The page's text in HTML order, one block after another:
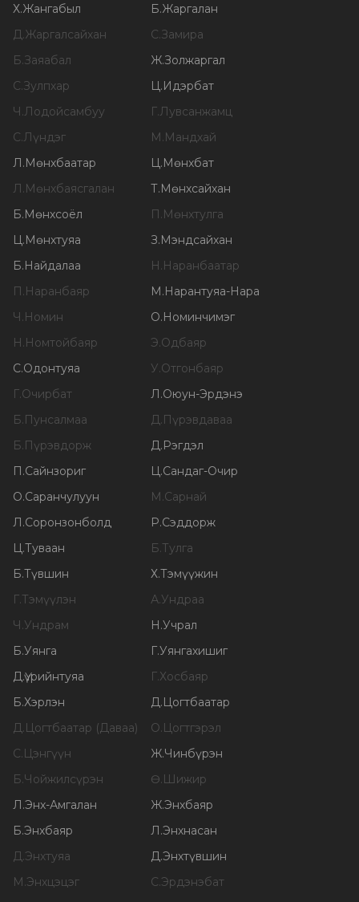
Х.Жангабыл Б.Жаргалан
Д.Жаргалсайхан С.Замира
Б.Заяабал Ж.Золжаргал
С.Зулпхар Ц.Идэрбат
Ч.Лодойсамбуу Г.Лувсанжамц
С.Лүндэг М.Мандхай
Л.Мөнхбаатар Ц.Мөнхбат
Л.Мөнхбаясгалан Т.Мөнхсайхан
Б.Мөнхсоёл П.Мөнхтулга
Ц.Мөнхтуяа З.Мэндсайхан
Б.Найдалаа Н.Наранбаатар
П.Наранбаяр М.Нарантуяа-Нара
Ч.Номин О.Номинчимэг
Н.Номтойбаяр Э.Одбаяр
С.Одонтуяа У.Отгонбаяр
Г.Очирбат Л.Оюун-Эрдэнэ
Б.Пунсалмаа Д.Пүрэвдаваа
Б.Пүрэвдорж Д.Рэгдэл
П.Сайнзориг Ц.Сандаг-Очир
О.Саранчулуун М.Сарнай
Л.Соронзонболд Р.Сэддорж
Ц.Туваан Б.Тулга
Б.Түвшин Х.Тэмүүжин
Г.Тэмүүлэн А.Ундраа
Ч.Ундрам Н.Учрал
Б.Уянга Г.Уянгахишиг
Д.Үүрийнтуяа Г.Хосбаяр
Б.Хэрлэн Д.Цогтбаатар
Д.Цогтбаатар (Даваа) О.Цогтгэрэл
С.Цэнгүүн Ж.Чинбүрэн
Б.Чойжилсүрэн Ө.Шижир
Л.Энх-Амгалан Ж.Энхбаяр
Б.Энхбаяр Л.Энхнасан
Д.Энхтуяа Д.Энхтүвшин
М.Энхцэцэг С.Эрдэнэбат